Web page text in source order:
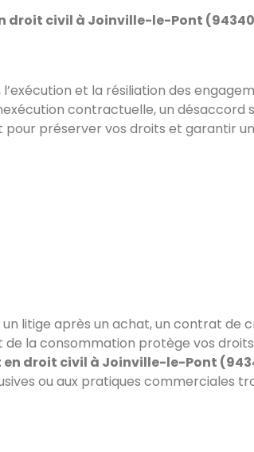
droit civil à Joinville-le-Pont
et la résiliation des
contractuelle, un désaccord
pour préserver vos droits et garantir
litige après un achat, un contrat de
la consommation protège vos
en droit civil à Joinville-le-Pont
ou aux pratiques commerciales